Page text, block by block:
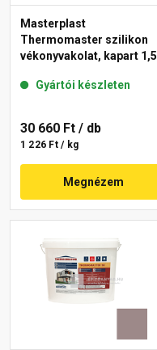
Masterplast
Thermomaster szilikon
vékonyvakolat, kapart 1,5
Gyártói készleten
30 660 Ft / db
1 226 Ft / kg
Megnézem